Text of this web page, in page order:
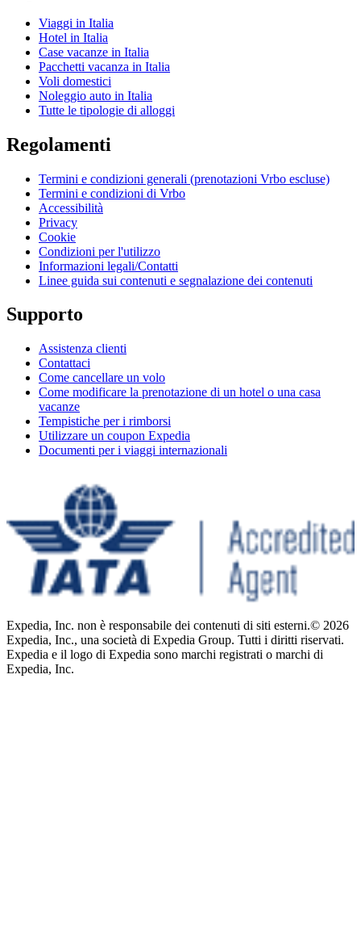
Viaggi in Italia
Hotel in Italia
Case vacanze in Italia
Pacchetti vacanza in Italia
Voli domestici
Noleggio auto in Italia
Tutte le tipologie di alloggi
Regolamenti
Termini e condizioni generali (prenotazioni Vrbo escluse)
Termini e condizioni di Vrbo
Accessibilità
Privacy
Cookie
Condizioni per l'utilizzo
Informazioni legali/Contatti
Linee guida sui contenuti e segnalazione dei contenuti
Supporto
Assistenza clienti
Contattaci
Come cancellare un volo
Come modificare la prenotazione di un hotel o una casa
vacanze
Tempistiche per i rimborsi
Utilizzare un coupon Expedia
Documenti per i viaggi internazionali
Expedia, Inc. non è responsabile dei contenuti di siti esterni.© 2026
Expedia, Inc., una società di Expedia Group. Tutti i diritti riservati.
Expedia e il logo di Expedia sono marchi registrati o marchi di
Expedia, Inc.